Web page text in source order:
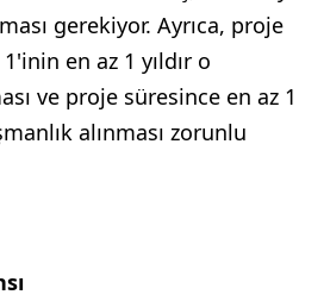
gerekiyor. Ayrıca, proje
en az 1 yıldır o
ve proje süresince en az 1
alınması zorunlu